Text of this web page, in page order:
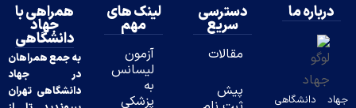
درباره ما
دانشگاهی
دسترسی
سریع
مقالات
پیش
لینک های
مهم
آزمون
لیسانس
پزشکی
همراهی با
جهاد
دانشگاهی
به جمع همراهان
در جهاد
دانشگاهی تهران